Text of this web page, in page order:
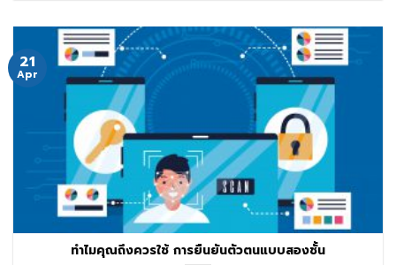
ทำไมคุณถึงควรใช้ การยืนยันตัวตนแบบสองชั้น
21
Apr